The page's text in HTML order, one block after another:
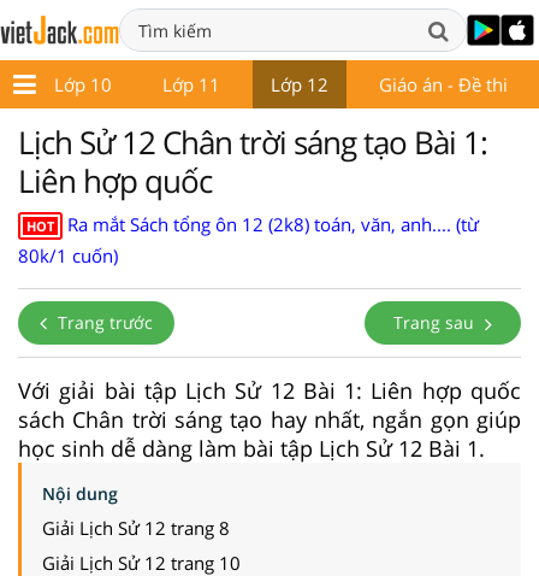
Lớp 10 Lớp 11 Lớp 12 Giáo án - Đề thi
Lịch Sử 12 Chân trời sáng tạo Bài 1:
Liên hợp quốc
HOT
Ra mắt Sách tổng ôn 12 (2k8) toán, văn, anh.... (từ
80k/1 cuốn)
Trang trước Trang sau
Với giải bài tập Lịch Sử 12 Bài 1: Liên hợp quốc
sách Chân trời sáng tạo hay nhất, ngắn gọn giúp
học sinh dễ dàng làm bài tập Lịch Sử 12 Bài 1.
Nội dung
Giải Lịch Sử 12 trang 8
Giải Lịch Sử 12 trang 10